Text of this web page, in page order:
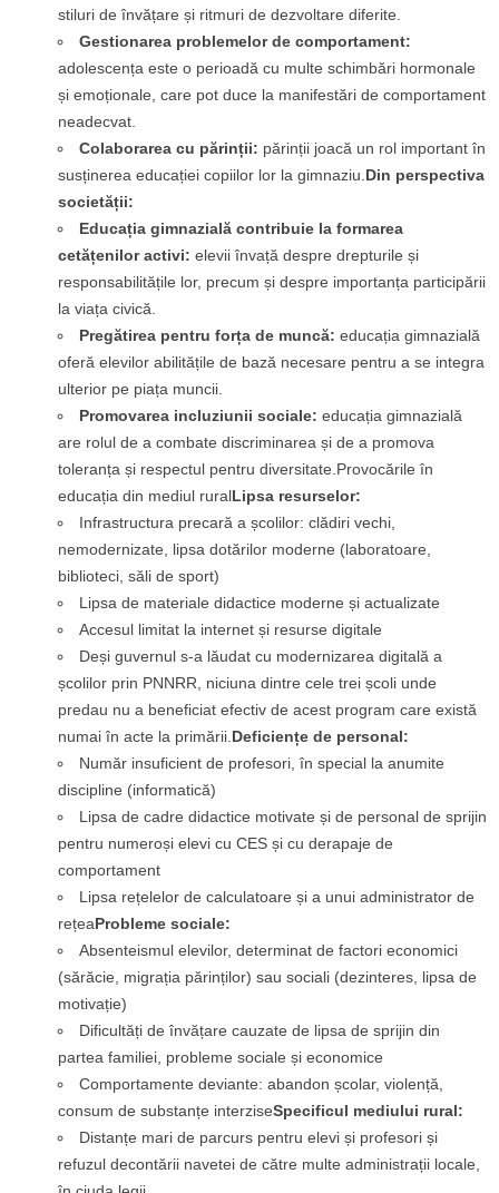
stiluri de învățare și ritmuri de dezvoltare diferite.
Gestionarea problemelor de comportament:
adolescența este o perioadă cu multe schimbări hormonale
și emoționale, care pot duce la manifestări de comportament
neadecvat.
Colaborarea cu părinții: părinții joacă un rol important în
susținerea educației copiilor lor la gimnaziu.Din perspectiva
societății:
Educația gimnazială contribuie la formarea
cetățenilor activi: elevii învață despre drepturile și
responsabilitățile lor, precum și despre importanța participării
la viața civică.
Pregătirea pentru forța de muncă: educația gimnazială
oferă elevilor abilitățile de bază necesare pentru a se integra
ulterior pe piața muncii.
Promovarea incluziunii sociale: educația gimnazială
are rolul de a combate discriminarea și de a promova
toleranța și respectul pentru diversitate.Provocările în
educația din mediul ruralLipsa resurselor:
Infrastructura precară a școlilor: clădiri vechi,
nemodernizate, lipsa dotărilor moderne (laboratoare,
biblioteci, săli de sport)
Lipsa de materiale didactice moderne și actualizate
Accesul limitat la internet și resurse digitale
Deși guvernul s-a lăudat cu modernizarea digitală a
școlilor prin PNNRR, niciuna dintre cele trei școli unde
predau nu a beneficiat efectiv de acest program care există
numai în acte la primării.Deficiențe de personal:
Număr insuficient de profesori, în special la anumite
discipline (informatică)
Lipsa de cadre didactice motivate și de personal de sprijin
pentru numeroși elevi cu CES și cu derapaje de
comportament
Lipsa rețelelor de calculatoare și a unui administrator de
rețeaProbleme sociale:
Absenteismul elevilor, determinat de factori economici
(sărăcie, migrația părinților) sau sociali (dezinteres, lipsa de
motivație)
Dificultăți de învățare cauzate de lipsa de sprijin din
partea familiei, probleme sociale și economice
Comportamente deviante: abandon școlar, violență,
consum de substanțe interziseSpecificul mediului rural:
Distanțe mari de parcurs pentru elevi și profesori și
refuzul decontării navetei de către multe administrații locale,